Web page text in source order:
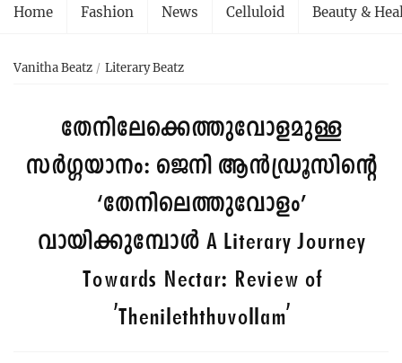
Home Fashion News Celluloid Beauty &
Vanitha Beatz Literary Beatz
തേനിലേക്കെത്തുവോളമുള്ള
സര്‍ഗ്ഗയാനം: ജെനി ആൻഡ്രൂസിന്റെ
‘തേനിലെത്തുവോളം’
വായിക്കുമ്പോൾ A Literary Journey
Towards Nectar: Review of
'Thenileththuvollam'